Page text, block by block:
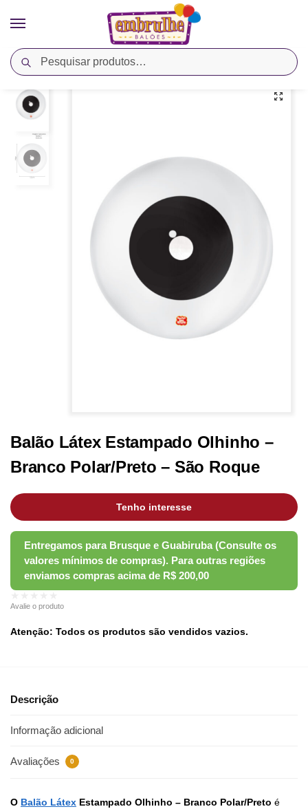
Pesquisar
Início Cores Branco / Balão Látex Estampado Olhinho – Branco Polar/Preto – São Roque
Balão Látex Estampado Olhinho –
Branco Polar/Preto – São Roque
Tenho interesse
Avalie o produto
Atenção: Todos os produtos são vendidos vazios.
Descrição
Informação adicional
Avaliações 0
O Balão Látex Estampado Olhinho – Branco Polar/Preto é